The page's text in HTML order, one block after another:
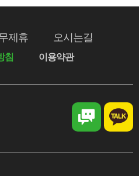
제휴 오시는길
침 이용약관